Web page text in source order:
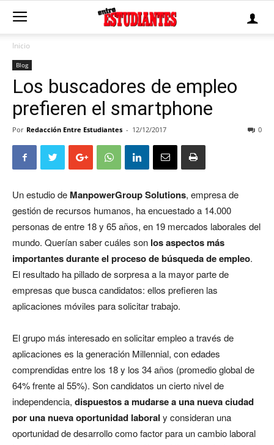
Inicio
Blog
Los buscadores de empleo
prefieren el smartphone
Por Redacción Entre Estudiantes - 12/12/2017 0
Un estudio de ManpowerGroup Solutions, empresa de
gestión de recursos humanos, ha encuestado a 14.000
personas de entre 18 y 65 años, en 19 mercados laborales del
mundo. Querían saber cuáles son los aspectos más
importantes durante el proceso de búsqueda de empleo.
El resultado ha pillado de sorpresa a la mayor parte de
empresas que busca candidatos: ellos prefieren las
aplicaciones móviles para solicitar trabajo.
El grupo más interesado en solicitar empleo a través de
aplicaciones es la generación Millennial, con edades
comprendidas entre los 18 y los 34 años (promedio global de
64% frente al 55%). Son candidatos un cierto nivel de
independencia, dispuestos a mudarse a una nueva ciudad
por una nueva oportunidad laboral y consideran una
oportunidad de desarrollo como factor para un cambio laboral